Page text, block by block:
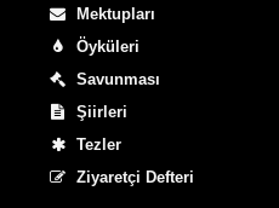
Mektupları
Öyküleri
Savunması
Şiirleri
Tezler
Ziyaretçi Defteri